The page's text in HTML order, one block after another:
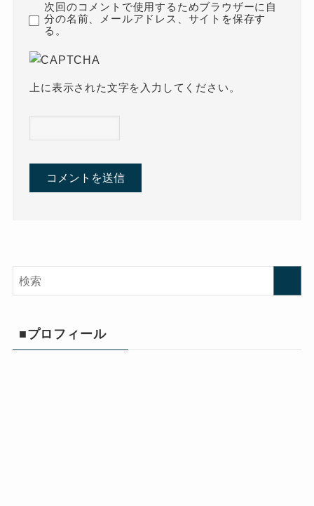
次回のコメントで使用するためブラウザーに自
分の名前、メールアドレス、サイトを保存す
る。
上に表示された文字を入力してください。
■プロフィール